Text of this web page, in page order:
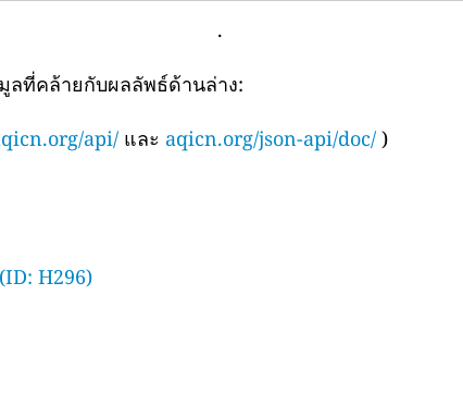
.
ลที่คล้ายกับผลลัพธ์ด้านล่าง:
api/ และ aqicn.org/json-api/doc/ )
H296)